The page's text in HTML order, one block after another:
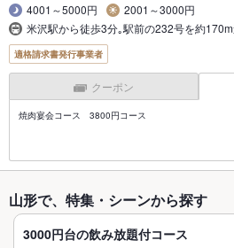
4001～5000円
2001～3000円
米沢駅から徒歩3分｡駅前の232号を約
適格請求書発行事業者
クーポン
焼肉宴会コース 3800円コース
山形で、特集・シーンから探す
3000円台の飲み放題付コース